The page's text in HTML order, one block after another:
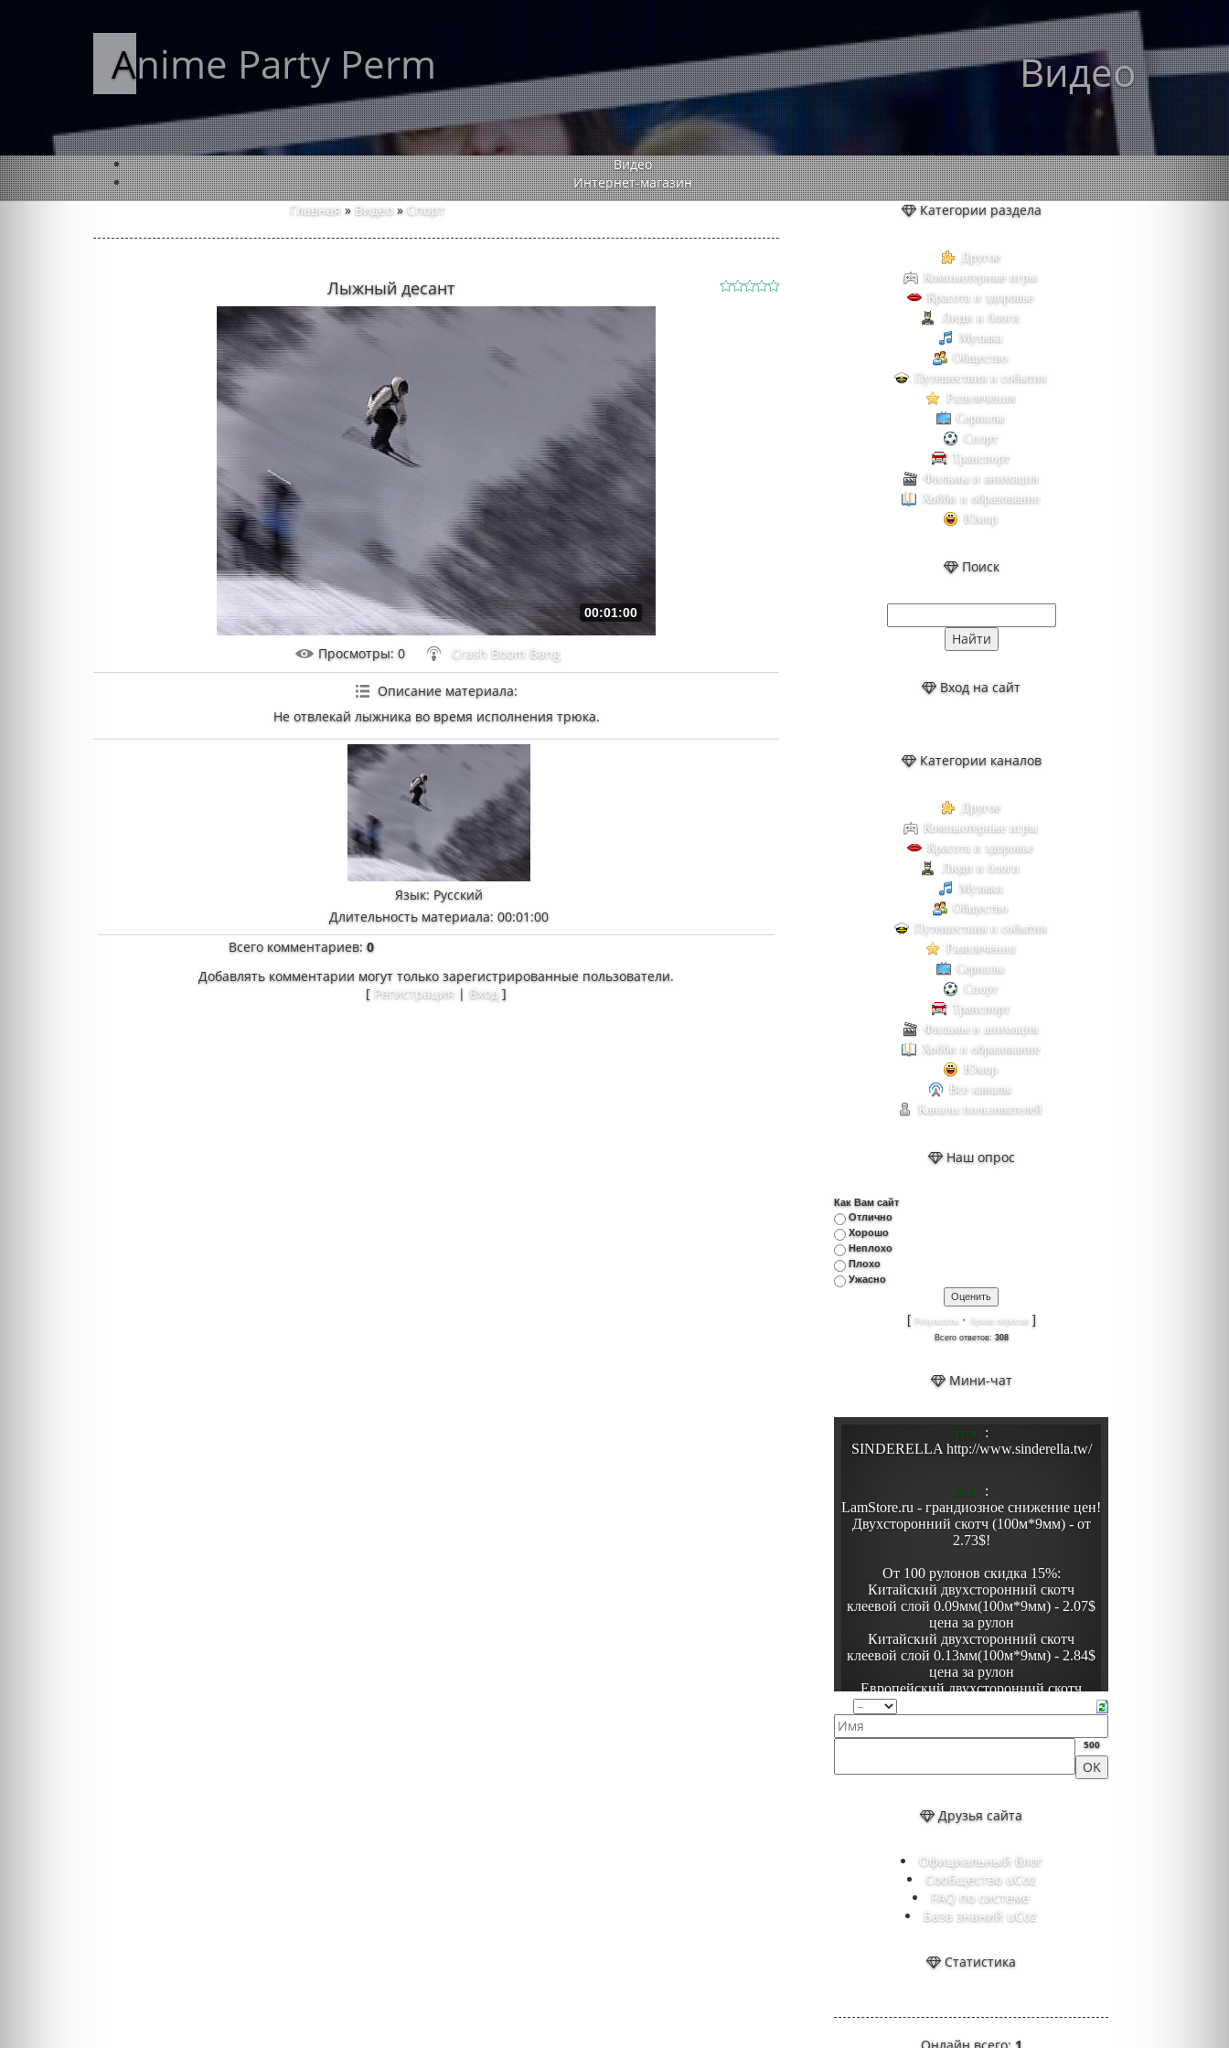
Anime Party Perm Видео
Видео
Интернет-магазин
Главная » Видео » Спорт
Лыжный десант
00:01:00
Просмотры: 0 Crash Boom Bang
Описание материала:
Не отвлекай лыжника во время исполнения трюка.
Язык: Русский
Длительность материала: 00:01:00
Всего комментариев:0
Добавлять комментарии могут только зарегистрированные пользователи.
[ Регистрация | Вход ]
Категории раздела
Другое
Компьютерные игры
Красота и здоровье
Люди и блоги
Музыка
Общество
Путешествия и события
Развлечения
Сериалы
Спорт
Транспорт
Фильмы и анимация
Хобби и образование
Юмор
Поиск
Вход на сайт
Категории каналов
Другое
Компьютерные игры
Красота и здоровье
Люди и блоги
Музыка
Общество
Путешествия и события
Развлечения
Сериалы
Спорт
Транспорт
Фильмы и анимация
Хобби и образование
Юмор
Все каналы
Каналы пользователей
Наш опрос
Как Вам сайт
Отлично
Хорошо
Неплохо
Плохо
Ужасно
[ Результаты · Архив опросов]
Всего ответов: 308
Мини-чат
500
Друзья сайта
Официальный блог
Сообщество uCoz
FAQ по системе
База знаний uCoz
Статистика